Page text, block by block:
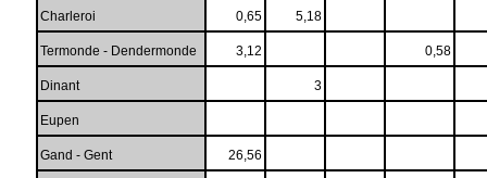
Charleroi 0,65 5,18
Termonde - Dendermonde 3,12 0,58
Dinant 3
Eupen
Gand - Gent 26,56